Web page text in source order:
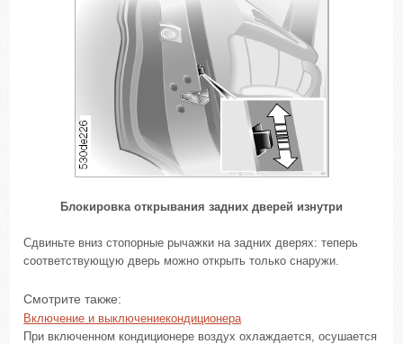
Блокировка открывания задних дверей изнутри
Сдвиньте вниз стопорные рычажки на задних дверях: теперь
соответствующую дверь можно открыть только снаружи.
Смотрите также:
Включение и выключениекондиционера
При включенном кондиционере воздух охлаждается, осушается